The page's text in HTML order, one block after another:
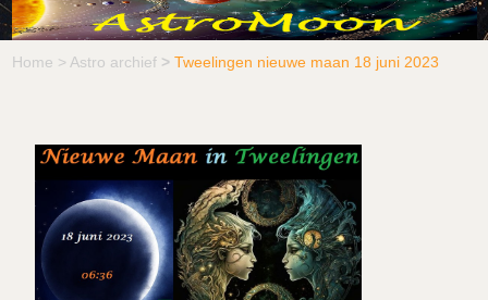
Home > Astro archief > Tweelingen nieuwe maan 18 juni 2023